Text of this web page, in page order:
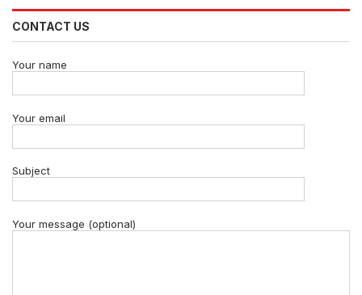
CONTACT US
Your name
Your email
Subject
Your message (optional)